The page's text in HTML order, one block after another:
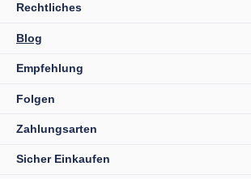
Rechtliches
Blog
Empfehlung
Folgen
Zahlungsarten
Sicher Einkaufen